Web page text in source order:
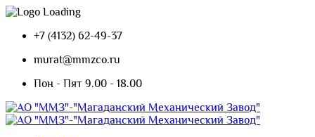
+7 (4132) 62-49-37
murat@mmzco.ru
Пон - Пят 9.00 - 18.00